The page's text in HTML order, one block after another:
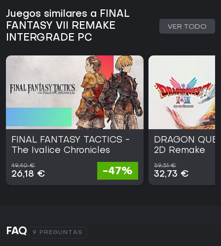
Juegos similares a FINAL
FANTASY VII REMAKE
INTERGRADE PC
VER TODO
FINAL FANTASY TACTICS -
The Ivalice Chronicles
49,40 €
26,18 € -47%
DRAGON
2D Remake
59,51 €
32,73 €
FAQ 9 PREGUNTAS